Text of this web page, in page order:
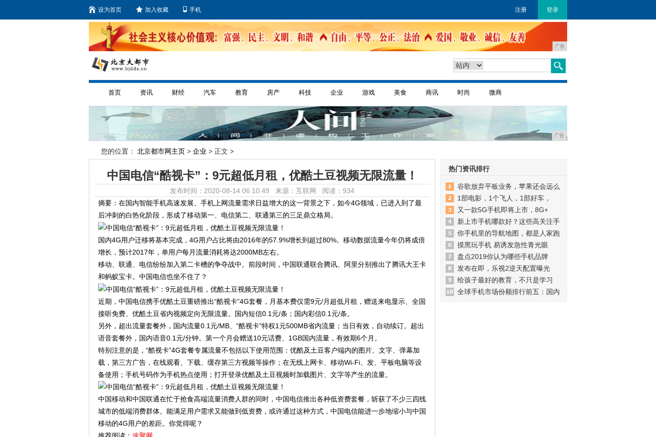
设为首页 加入收藏 手机 注册 登录
广告
首页 资讯 财经 汽车 教育 房产 科技 企业 游戏 美食 商讯 时尚 微商
广告
您的位置： 北京都市网主页 > 企业 > 正文 >
中国电信“酷视卡”：9元超低月租，优酷土豆视频无限流量！
发布时间：2020-08-14 06:10:49 来源：互联网 阅读：934
摘要：在国内智能手机高速发展、手机上网流量需求日益增大的这一背景之下，如今4G领域，已进入到了最
后冲刺的白热化阶段，形成了移动第一、电信第二、联通第三的三足鼎立格局。
国内4G用户迁移将基本完成，4G用户占比将由2016年的57.9%增长到超过80%。移动数据流量今年仍将成倍
增长，预计2017年，单用户每月流量消耗将达2000MB左右。
移动、联通、电信纷纷加入第二卡槽的争夺战中。前段时间，中国联通联合腾讯、阿里分别推出了腾讯大王卡
和蚂蚁宝卡。中国电信也坐不住了？
近期，中国电信携手优酷土豆重磅推出“酷视卡”4G套餐，月基本费仅需9元/月超低月租，赠送来电显示、全国
接听免费、优酷土豆省内视频定向无限流量。国内短信0.1元/条；国内彩信0.1元/条。
另外，超出流量套餐外，国内流量0.1元/MB、“酷视卡”特权1元500MB省内流量；当日有效，自动续订。超出
语音套餐外，国内语音0.1元/分钟。第一个月会赠送10元话费、1GB国内流量，有效期6个月。
特别注意的是，“酷视卡”4G套餐专属流量不包括以下使用范围：优酷及土豆客户端内的图片、文字、弹幕加
载，第三方广告，在线观看、下载、缓存第三方视频等操作；在无线上网卡、移动Wi-Fi、发、平板电脑等设
备使用；手机号码作为手机热点使用；打开登录优酷及土豆视频时加载图片、文字等产生的流量。
中国移动和中国联通在忙于抢食高端流量消费人群的同时，中国电信推出各种低资费套餐，斩获了不少三四线
城市的低端消费群体。能满足用户需求又能做到低资费，或许通过这种方式，中国电信能进一步地缩小与中国
移动的4G用户的差距。你觉得呢？
热门资讯排行
谷歌放弃平板业务，苹果还会远么
1部电影，1个飞人，1部好车，
又一款5G手机即将上市，8G+
新上市手机哪款好？这些高关注手
你手机里的导航地图，都是人家跑
摸黑玩手机 易诱发急性青光眼
盘点2019你认为哪些手机品牌
发布在即，乐视2逆天配置曝光
给孩子最好的教育，不只是学习
全球手机市场份额排行前五：国内